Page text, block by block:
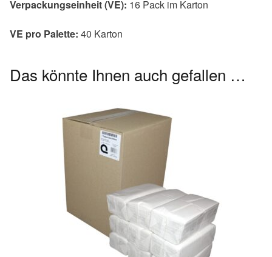
Verpackungseinheit (VE): 16 Pack im Karton
VE pro Palette: 40 Karton
Das könnte Ihnen auch gefallen …